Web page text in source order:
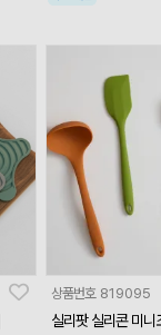
상품번호 819095
실리팟 실리콘 미니